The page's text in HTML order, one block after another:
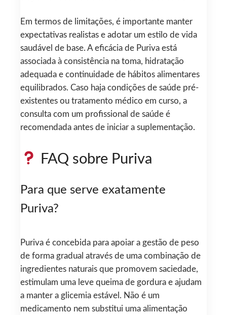
Em termos de limitações, é importante manter
expectativas realistas e adotar um estilo de vida
saudável de base. A eficácia de Puriva está
associada à consistência na toma, hidratação
adequada e continuidade de hábitos alimentares
equilibrados. Caso haja condições de saúde pré-
existentes ou tratamento médico em curso, a
consulta com um profissional de saúde é
recomendada antes de iniciar a suplementação.
FAQ sobre Puriva
Para que serve exatamente
Puriva?
Puriva é concebida para apoiar a gestão de peso
de forma gradual através de uma combinação de
ingredientes naturais que promovem saciedade,
estimulam uma leve queima de gordura e ajudam
a manter a glicemia estável. Não é um
medicamento nem substitui uma alimentação